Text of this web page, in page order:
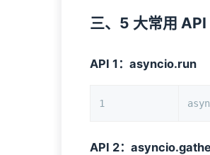
三、5 大常用 API
API 1：asyncio.run
1
API 2：